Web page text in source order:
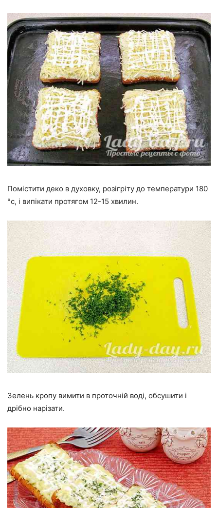
Помістити деко в духовку, розігріту до температури 180
°с, і випікати протягом 12-15 хвилин.
Зелень кропу вимити в проточній воді, обсушити і
дрібно нарізати.